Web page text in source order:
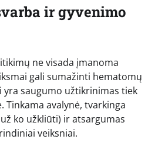
ir gyvenimo
ne visada įmanoma
gali sumažinti hematomų
yra saugumo užtikrinimas tiek
Tinkama avalynė, tvarkinga
ko užkliūti) ir atsargumas
veiksniai.